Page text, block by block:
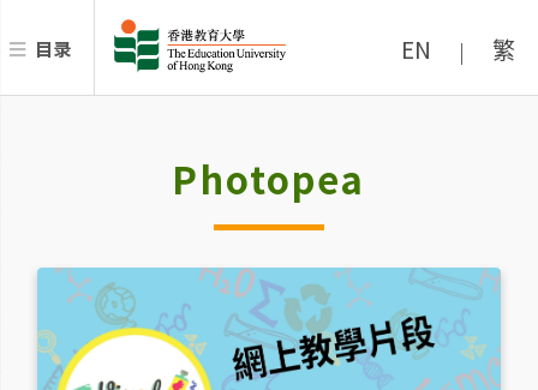
目录 EN | 繁
Photopea